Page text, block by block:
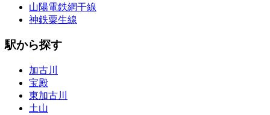
山陽電鉄網干線
神鉄粟生線
駅から探す
加古川
宝殿
東加古川
土山